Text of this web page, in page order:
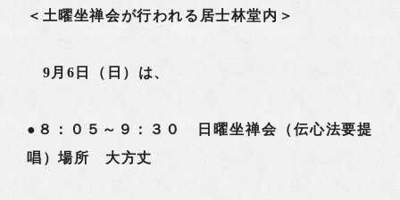
＜土曜坐禅会が行われる居士林堂内＞
9月6日（日）は、
●８：０５～９：３０ 日曜坐禅会（伝心法要提
唱）場所 大方丈